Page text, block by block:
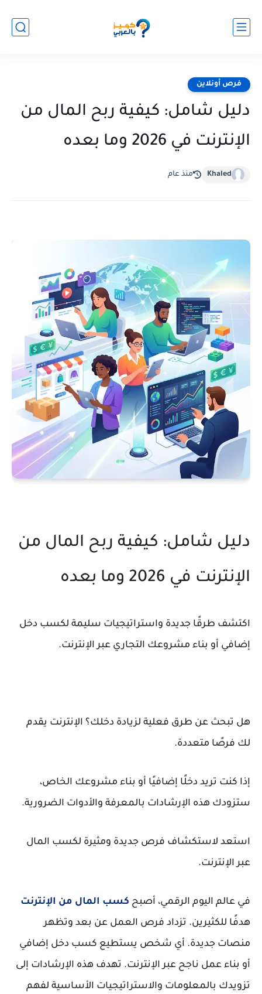
فرص أونلاين
دليل شامل: كيفية ربح المال من
الإنترنت في 2026 وما بعده
Khaled منذ عام
دليل شامل: كيفية ربح المال من
الإنترنت في 2026 وما بعده
اكتشف طرقًا جديدة واستراتيجيات سليمة لكسب دخل
إضافي أو بناء مشروعك التجاري عبر الإنترنت.
هل تبحث عن طرق فعلية لزيادة دخلك؟ الإنترنت يقدم
لك فرصًا متعددة.
إذا كنت تريد دخلًا إضافيًا أو بناء مشروعك الخاص،
ستزودك هذه الإرشادات بالمعرفة والأدوات الضرورية.
استعد لاستكشاف فرص جديدة ومثيرة لكسب المال
عبر الإنترنت.
في عالم اليوم الرقمي، أصبح كسب المال من الإنترنت
هدفًا للكثيرين. تزداد فرص العمل عن بعد وتظهر
منصات جديدة. أي شخص يستطيع كسب دخل إضافي
أو بناء عمل ناجح عبر الإنترنت. تهدف هذه الإرشادات إلى
تزويدك بالمعلومات والاستراتيجيات الأساسية لفهم